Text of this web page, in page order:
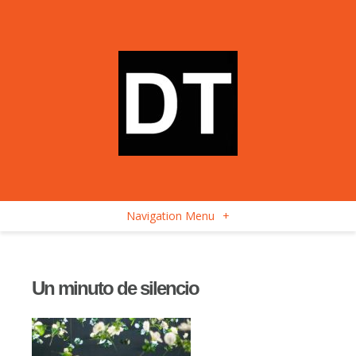
Navigation Menu +
Un minuto de silencio